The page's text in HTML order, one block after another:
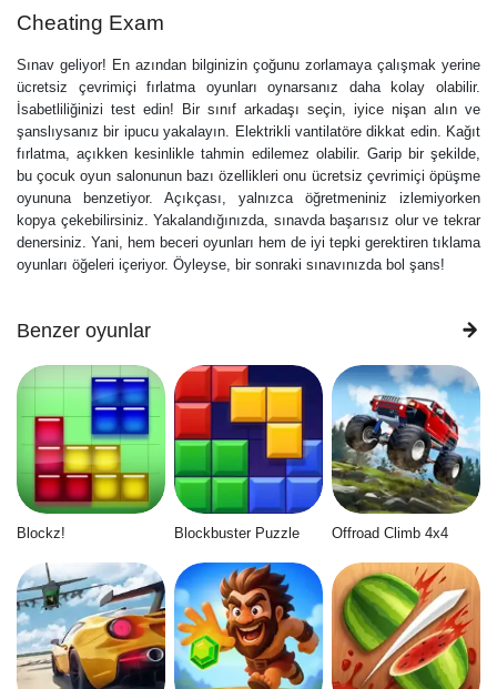
Cheating Exam
Sınav geliyor! En azından bilginizin çoğunu zorlamaya çalışmak yerine
ücretsiz çevrimiçi fırlatma oyunları oynarsanız daha kolay olabilir.
İsabetliliğinizi test edin! Bir sınıf arkadaşı seçin, iyice nişan alın ve
şanslıysanız bir ipucu yakalayın. Elektrikli vantilatöre dikkat edin. Kağıt
fırlatma, açıkken kesinlikle tahmin edilemez olabilir. Garip bir şekilde,
bu çocuk oyun salonunun bazı özellikleri onu ücretsiz çevrimiçi öpüşme
oyununa benzetiyor. Açıkçası, yalnızca öğretmeniniz izlemiyorken
kopya çekebilirsiniz. Yakalandığınızda, sınavda başarısız olur ve tekrar
denersiniz. Yani, hem beceri oyunları hem de iyi tepki gerektiren tıklama
oyunları öğeleri içeriyor. Öyleyse, bir sonraki sınavınızda bol şans!
Benzer oyunlar
Blockz! Blockbuster Puzzle Offroad Climb 4x4